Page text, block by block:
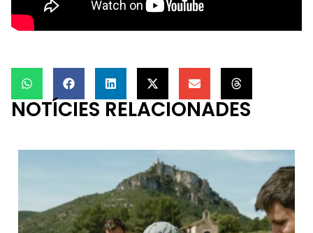
NOTÍCIES RELACIONADES